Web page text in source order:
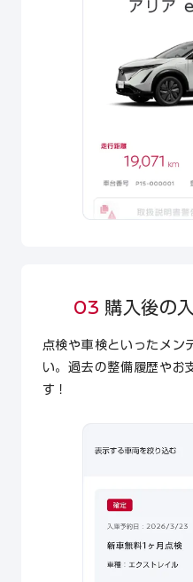
03 購入後の
点検や車検といったメン
い。過去の整備履歴やお
す！